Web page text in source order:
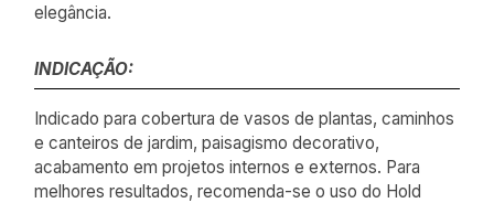
elegância.
INDICAÇÃO:
Indicado para cobertura de vasos de plantas, caminhos
e canteiros de jardim, paisagismo decorativo,
acabamento em projetos internos e externos. Para
melhores resultados, recomenda-se o uso do Hold